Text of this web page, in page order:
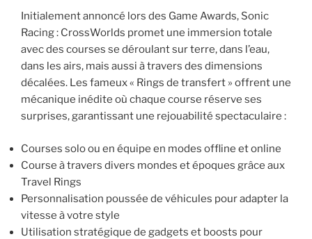
Initialement annoncé lors des Game Awards, Sonic
Racing : CrossWorlds promet une immersion totale
avec des courses se déroulant sur terre, dans l’eau,
dans les airs, mais aussi à travers des dimensions
décalées. Les fameux « Rings de transfert » offrent une
mécanique inédite où chaque course réserve ses
surprises, garantissant une rejouabilité spectaculaire :
Courses solo ou en équipe en modes offline et online
Course à travers divers mondes et époques grâce aux
Travel Rings
Personnalisation poussée de véhicules pour adapter la
vitesse à votre style
Utilisation stratégique de gadgets et boosts pour